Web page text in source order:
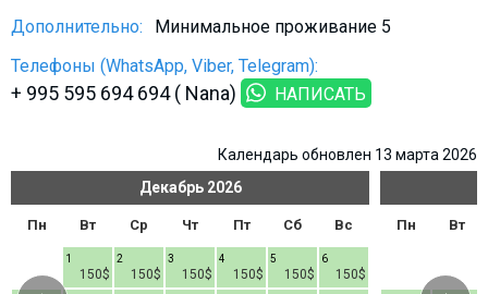
Дополнительно:
Минимальное проживание 5
Телефоны (WhatsApp, Viber, Telegram):
+ 995 595 694 694 ( Nana) НАПИСАТЬ
Календарь обновлен 13 марта 2026
Декабрь 2026
Пн Вт Ср Чт Пт Сб Вс
150$
1
150$
2
150$
3
150$
4
150$
5
150$
6
Пн Вт